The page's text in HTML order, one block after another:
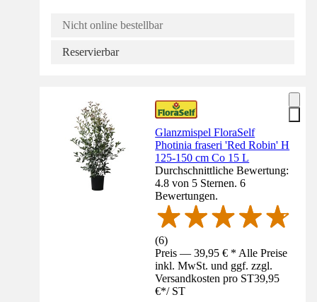
Nicht online bestellbar
Reservierbar
Glanzmispel FloraSelf
Photinia fraseri 'Red Robin' H
125-150 cm Co 15 L
Durchschnittliche Bewertung:
4.8 von 5 Sternen. 6
Bewertungen.
(6)
Preis — 39,95 € * Alle Preise
inkl. MwSt. und ggf. zzgl.
Versandkosten pro ST39,95
€*/ ST